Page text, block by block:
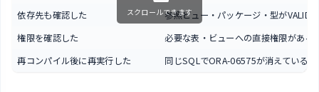
依存先も確認した
参照ビュー・パッケージ・型がVALID
権限を確認した
必要な表・ビューへの直接権限がある
再コンパイル後に再実行した
同じSQLでORA-06575が消えている
スクロールできます